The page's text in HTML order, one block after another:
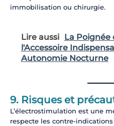
immobilisation ou chirurgie.
Lire aussi
La Poignée
l'Accessoire
Autonomie Nocturne
9. Risques et
L’électrostimulation est une
respecte les contre-